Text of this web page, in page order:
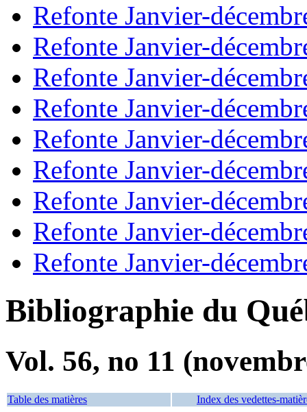
Refonte Janvier-
Refonte Janvier-
Refonte Janvier-
Refonte Janvier-
Refonte Janvier-
Refonte Janvier-
Refonte Janvier-
Refonte Janvier-
Refonte Janvier-
Bibliographie du
Vol. 56, no 11
Table des matières Index des vedettes-